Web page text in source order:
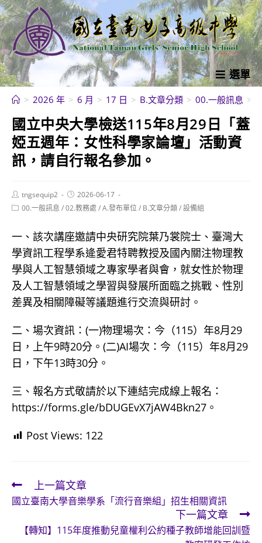
跳
轉
至
主
要
內
選單
> 2026 年 > 6 月 > 17 日 > B.文章分類 > 00.一般訊息 >
國立中央大學檢送115年8月29日「蓋
婭五週年：女性科學家論壇」活動資
訊，請自行報名參加。
Post
author:
tngsequip2
Post
published:
2026-06-17
Post00.一般訊息 /02.教務處 /A.發布單位/ B.文章分類/設備組
一、該次講座邀請中央研究院葉乃裳院士、臺灣大
學資訊工程學系逄愛君特聘教授及國內關注物理教
學與人工智慧領域之專家學者與會，就女性於物理
及人工智慧領域之學習與發展所面臨之挑戰、性別
差異及相關障礙等議題進行交流與研討。
二、場次資訊：(一)物理場次：今（115）年8月29
日，上午9時20分。(二)AI場次：今（115）年8月29
日，下午13時30分。
三、報名方式敬請於以下連結完成線上報名：
https://forms.gle/bDUGEvX7jAW4Bkn27。
Post Views: 122
Read
more
articles
上一篇文章
國立臺南大學音樂學系「流行音樂組」招生相關資訊
下一篇文章
【轉知】115年度推動兒童權利公約種子教師增能回訓暨